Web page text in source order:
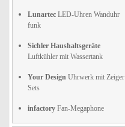
Lunartec LED-Uhren Wanduhr
funk
Sichler Haushaltsgeräte
Luftkühler mit Wassertank
Your Design Uhrwerk mit Zeiger
Sets
infactory Fan-Megaphone